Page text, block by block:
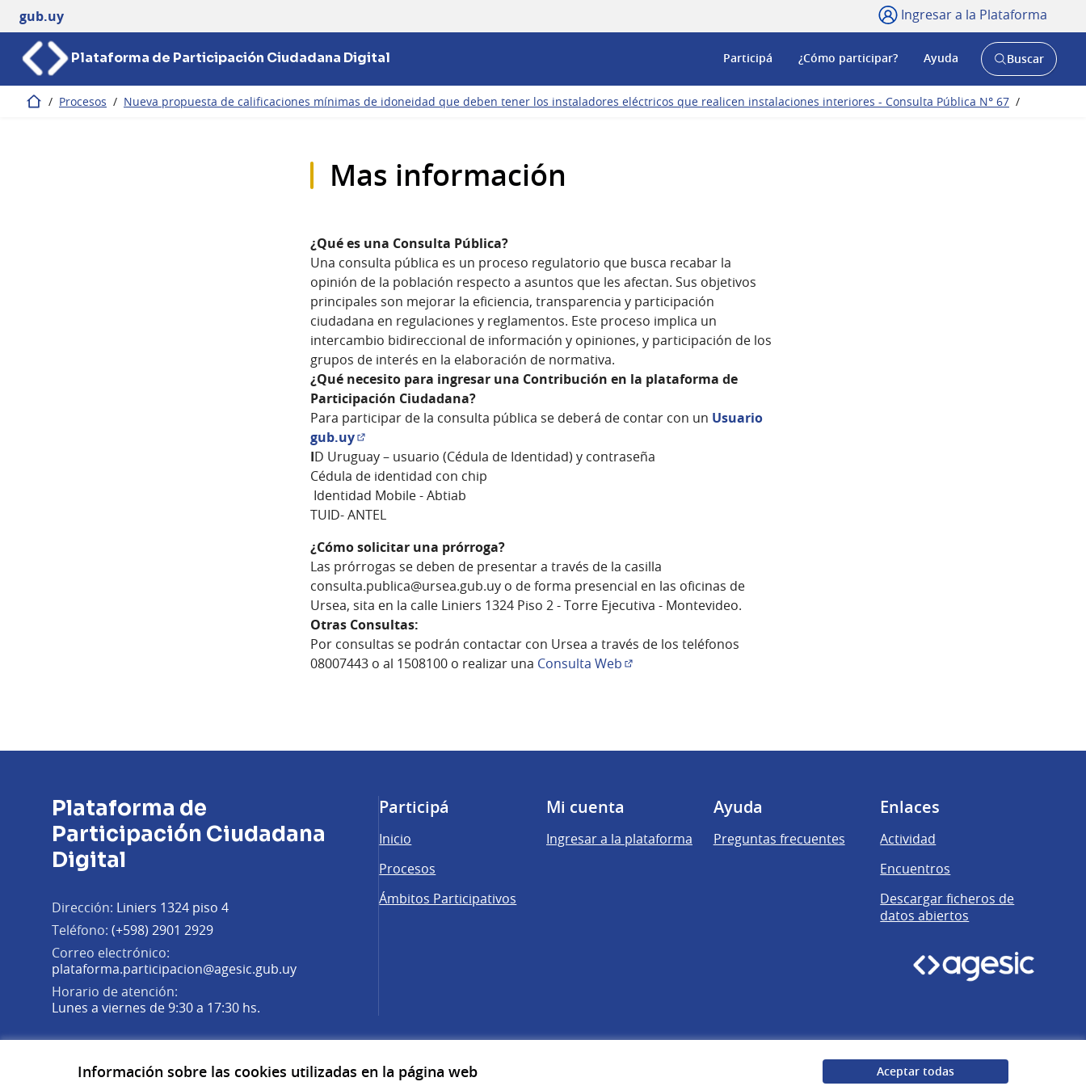
Información sobre las cookies utilizadas en la página web Aceptar todas
gub.uy Ingresar a la Plataforma
Plataforma de Participación Ciudadana Digital Participá ¿Cómo participar? Ayuda
Abrir
y
Buscar
Inicio / Procesos / Nueva propuesta de calificaciones mínimas de idoneidad que deben tener los instaladores eléctricos que realicen instalaciones interiores - Consulta Pública N° 67 /
Mas información
¿Qué es una Consulta Pública?
Una consulta pública es un proceso regulatorio que busca recabar la
opinión de la población respecto a asuntos que les afectan. Sus objetivos
principales son mejorar la eficiencia, transparencia y participación
ciudadana en regulaciones y reglamentos. Este proceso implica un
intercambio bidireccional de información y opiniones, y participación de los
grupos de interés en la elaboración de normativa.
¿Qué necesito para ingresar una Contribución en la plataforma de
Participación Ciudadana?
Para participar de la consulta pública se deberá de contar con un Usuario
gub.uy
(Enlace externo)
ID Uruguay – usuario (Cédula de Identidad) y contraseña
Cédula de identidad con chip
Identidad Mobile - Abtiab
TUID- ANTEL
¿Cómo solicitar una prórroga?
Las prórrogas se deben de presentar a través de la casilla
consulta.publica@ursea.gub.uy o de forma presencial en las oficinas de
Ursea, sita en la calle Liniers 1324 Piso 2 - Torre Ejecutiva - Montevideo.
Otras Consultas:
Por consultas se podrán contactar con Ursea a través de los teléfonos
08007443 o al 1508100 o realizar una Consulta Web
Plataforma de
Participación Ciudadana
Digital
Dirección: Liniers 1324 piso 4
Teléfono: (+598) 2901 2929
Correo electrónico:
plataforma.participacion@agesic.gub.uy(Abrir en una pestaña nueva)
Horario de atención:
Lunes a viernes de 9:30 a 17:30 hs.
(Enlace externo)
(Enlace externo)
(Enlace externo)
Participá
Inicio
Procesos
Ámbitos Participativos
Mi cuenta
Ingresar a la plataforma
Ayuda
Preguntas frecuentes
Enlaces
Actividad
Encuentros
Descargar ficheros de
datos abiertos